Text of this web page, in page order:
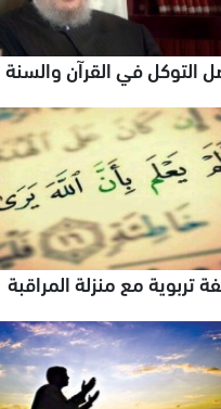
التوكل في القرآن والسنة
تربوية مع منزلة المراقبة